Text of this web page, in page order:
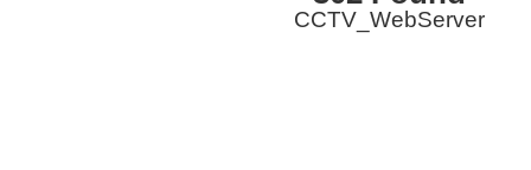
CCTV_WebServer